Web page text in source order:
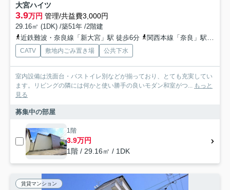
大宮ハイツ
3.9万円 管理/共益費3,000円
29.16㎡ (1DK) /築51年 /2階建
近鉄難波・奈良線「新大宮」駅 徒歩6分
関西本線「奈良」駅 徒歩10分
CATV 敷地内ごみ置き場 公共下水
室内設備は洗面台・バストイレ別などが揃っており、とても充実してい
ます。リビングの隣には何かと使い勝手の良いモダン和室がつ... もっと
見る
募集中の部屋
1階
3.9万円
1階 / 29.16㎡ / 1DK
賃貸マンション